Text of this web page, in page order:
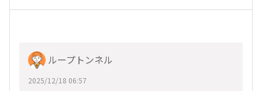
ループトンネル
2025/12/18 06:57